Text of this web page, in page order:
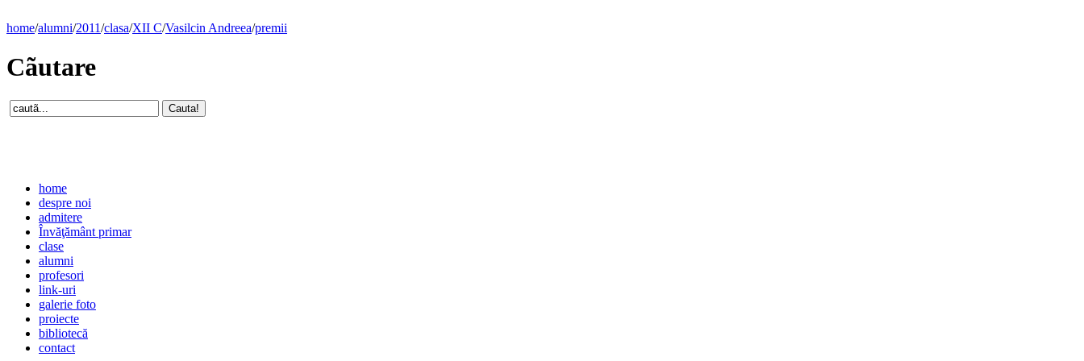
home/alumni/2011/clasa/XII C/Vasilcin Andreea/premii
Cãutare
home
despre noi
admitere
Învăţământ primar
clase
alumni
profesori
link-uri
galerie foto
proiecte
bibliotecă
contact